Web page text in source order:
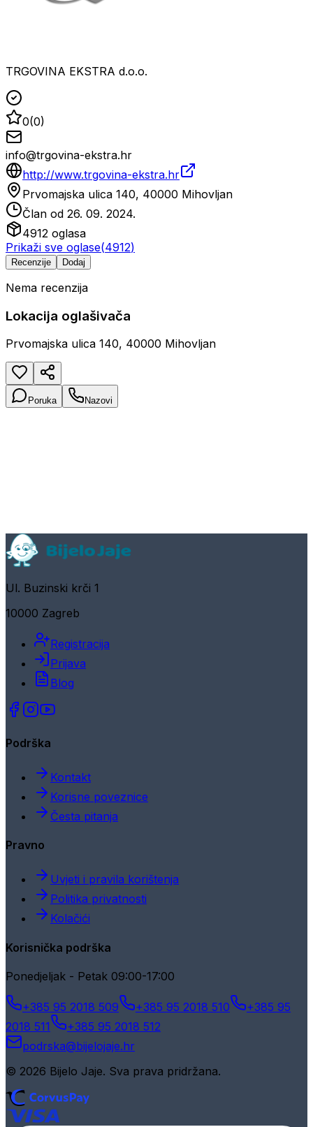
TRGOVINA EKSTRA d.o.o.
0(0)
info@trgovina-ekstra.hr
http://www.trgovina-ekstra.hr
Prvomajska ulica 140, 40000 Mihovljan
Član od 26. 09. 2024.
4912 oglasa
Prikaži sve oglase(4912)
Recenzije Dodaj
Nema recenzija
Lokacija oglašivača
Prvomajska ulica 140, 40000 Mihovljan
Poruka Nazovi
Ul. Buzinski krči 1
10000 Zagreb
Registracija
Prijava
Blog
Podrška
Kontakt
Korisne poveznice
Česta pitanja
Pravno
Uvjeti i pravila korištenja
Politika privatnosti
Kolačići
Korisnička podrška
Ponedjeljak - Petak 09:00-17:00
+385 95 2018 509 +385 95 2018 510
+385 95
2018 511
+385 95 2018 512
podrska@bijelojaje.hr
© 2026 Bijelo Jaje. Sva prava pridržana.